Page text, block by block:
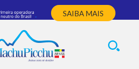
SAIBA MAIS